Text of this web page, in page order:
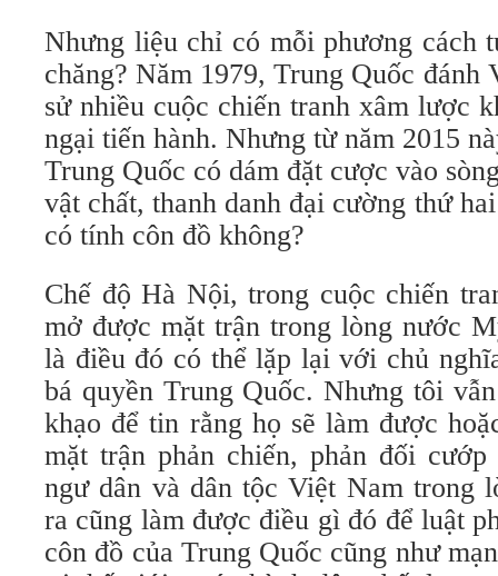
Nhưng liệu chỉ có mỗi phương cách
chăng? Năm 1979, Trung Quốc
sử nhiều cuộc chiến tranh xâm lược
ngại tiến hành. Nhưng từ năm 2015
Trung Quốc có dám đặt cược vào
vật chất, thanh danh đại cường thứ
có tính côn đồ không?
Chế độ Hà Nội, trong cuộc chiến
mở được mặt trận trong lòng nước
là điều đó có thể lặp lại với chủ
bá quyền Trung Quốc. Nhưng tôi
khạo để tin rằng họ sẽ làm được
mặt trận phản chiến, phản đối cướp
ngư dân và dân tộc Việt Nam trong
ra cũng làm được điều gì đó để luật
côn đồ của Trung Quốc cũng như